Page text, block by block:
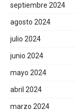
septiembre 2024
agosto 2024
julio 2024
junio 2024
mayo 2024
abril 2024
marzo 2024